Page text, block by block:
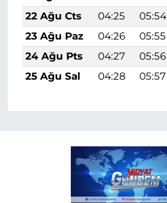
22 Ağu Cts
04:25 05:54
23 Ağu Paz
04:26 05:55
24 Ağu Pts
04:27 05:56
25 Ağu Sal
04:28 05:57